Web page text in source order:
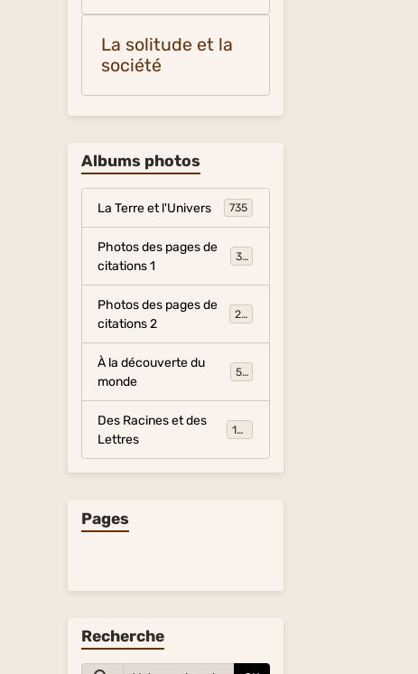
La solitude et la
société
Albums photos
La Terre et l'Univers 735
Photos des pages de
citations 1
317
Photos des pages de
citations 2
281
À la découverte du
monde
54
Des Racines et des
Lettres
134
Pages
Recherche